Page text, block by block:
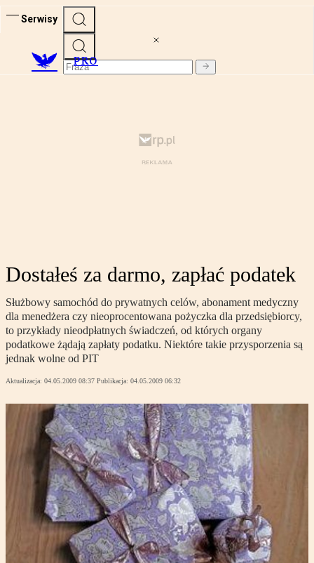
Serwisy
PRO
Dostałeś za darmo, zapłać podatek
Służbowy samochód do prywatnych celów, abonament medyczny
dla menedżera czy nieoprocentowana pożyczka dla przedsiębiorcy,
to przykłady nieodpłatnych świadczeń, od których organy
podatkowe żądają zapłaty podatku. Niektóre takie przysporzenia są
jednak wolne od PIT
Aktualizacja: 04.05.2009 08:37 Publikacja: 04.05.2009 06:32